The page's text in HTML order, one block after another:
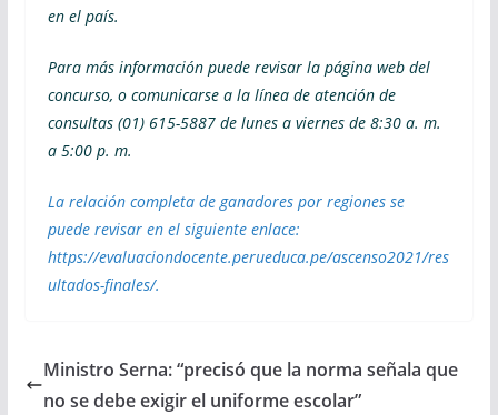
en el país.
Para más información puede revisar la página web del
concurso, o comunicarse a la línea de atención de
consultas (01) 615-5887 de lunes a viernes de 8:30 a. m.
a 5:00 p. m.
La relación completa de ganadores por regiones se
puede revisar en el siguiente enlace:
https://evaluaciondocente.perueduca.pe/ascenso2021/res
ultados-finales/.
Ministro Serna: “precisó que la norma señala que
no se debe exigir el uniforme escolar”